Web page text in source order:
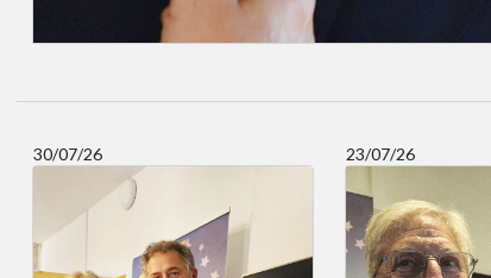
30/07/26 23/07/26